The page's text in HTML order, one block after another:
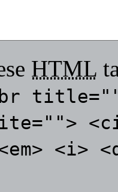
HTML
<i>